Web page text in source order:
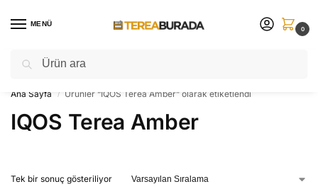
MENÜ
0
Sınırlı sayıda ⚡ yeni ürünleri sakın kaçırmayın!
Ana Sayfa / Ürünler “IQOS Terea Amber” olarak etiketlendi
IQOS Terea Amber
Tek bir sonuç gösteriliyor